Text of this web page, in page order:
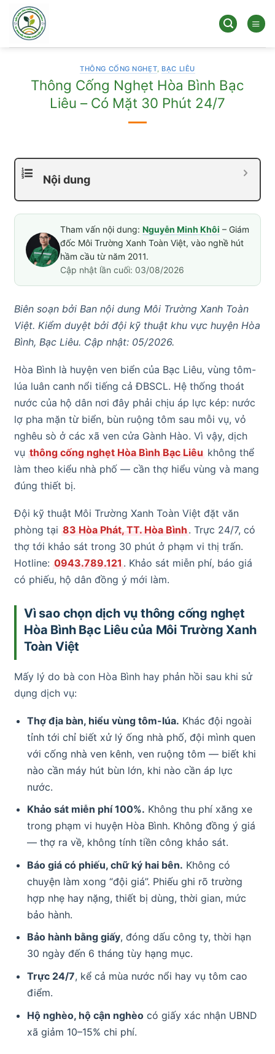
qua
dung
THÔNG CỐNG NGHẸT, BẠC LIÊU
Thông Cống Nghẹt Hòa Bình Bạc
Liêu – Có Mặt 30 Phút 24/7
Nội dung
Tham vấn nội dung: Nguyễn Minh Khôi – Giám
đốc Môi Trường Xanh Toàn Việt, vào nghề hút
hầm cầu từ năm 2011.
Cập nhật lần cuối: 03/08/2026
Biên soạn bởi Ban nội dung Môi Trường Xanh Toàn
Việt. Kiểm duyệt bởi đội kỹ thuật khu vực huyện Hòa
Bình, Bạc Liêu. Cập nhật: 05/2026.
Hòa Bình là huyện ven biển của Bạc Liêu, vùng tôm-
lúa luân canh nổi tiếng cả ĐBSCL. Hệ thống thoát
nước của hộ dân nơi đây phải chịu áp lực kép: nước
lợ pha mặn từ biển, bùn ruộng tôm sau mỗi vụ, vỏ
nghêu sò ở các xã ven cửa Gành Hào. Vì vậy, dịch
vụ thông cống nghẹt Hòa Bình Bạc Liêu không thể
làm theo kiểu nhà phố — cần thợ hiểu vùng và mang
đúng thiết bị.
Đội kỹ thuật Môi Trường Xanh Toàn Việt đặt văn
phòng tại 83 Hòa Phát, TT. Hòa Bình. Trực 24/7, có
thợ tới khảo sát trong 30 phút ở phạm vi thị trấn.
Hotline: 0943.789.121 . Khảo sát miễn phí, báo giá
có phiếu, hộ dân đồng ý mới làm.
Vì sao chọn dịch vụ thông cống nghẹt
Hòa Bình Bạc Liêu của Môi Trường Xanh
Toàn Việt
Mấy lý do bà con Hòa Bình hay phản hồi sau khi sử
dụng dịch vụ:
Thợ địa bàn, hiểu vùng tôm-lúa. Khác đội ngoài
tỉnh tới chỉ biết xử lý ống nhà phố, đội mình quen
với cống nhà ven kênh, ven ruộng tôm — biết khi
nào cần máy hút bùn lớn, khi nào cần áp lực
nước.
Khảo sát miễn phí 100%. Không thu phí xăng xe
trong phạm vi huyện Hòa Bình. Không đồng ý giá
— thợ ra về, không tính tiền công khảo sát.
Báo giá có phiếu, chữ ký hai bên. Không có
chuyện làm xong “đội giá”. Phiếu ghi rõ trường
hợp nhẹ hay nặng, thiết bị dùng, thời gian, mức
bảo hành.
Bảo hành bằng giấy, đóng dấu công ty, thời hạn
30 ngày đến 6 tháng tùy hạng mục.
Trực 24/7, kể cả mùa nước nổi hay vụ tôm cao
điểm.
Hộ nghèo, hộ cận nghèocó giấy xác nhận UBND
xã giảm 10–15% chi phí.